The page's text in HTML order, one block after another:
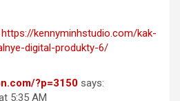
https://kennyminhstudio.com/kak-
digital-produkty-6/
?p=3150 says:
5:35 AM